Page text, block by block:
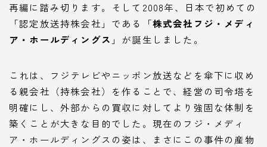
再編に踏み切ります。そして2008年、日本で初めての
「認定放送持株会社」である「株式会社フジ・メディ
ア・ホールディングス 」が誕生しました。
これは、フジテレビやニッポン放送などを傘下に収め
る親会社（持株会社）を作ることで、経営の司令塔を
明確にし、外部からの買収に対してより強固な体制を
築くことが大きな目的でした。現在のフジ・メディ
ア・ホールディングスの姿は、まさにこの事件の産物